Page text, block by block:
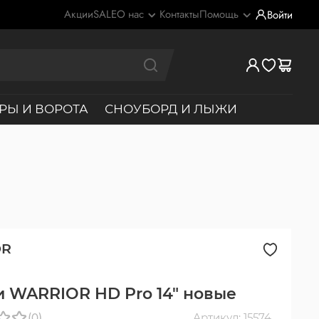
АкцииSALEО нас КонтактыПомощь Войти
И ВОРОТА СНОУБОРД И ЛЫЖИ
HD Pro 14" новые